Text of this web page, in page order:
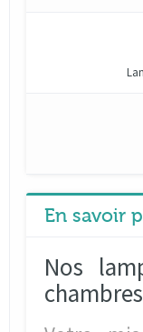
En savoir
Nos